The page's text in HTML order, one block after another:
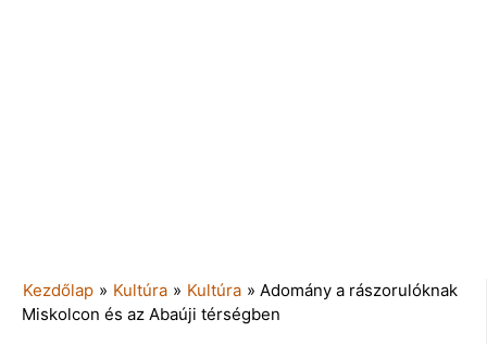
Kezdőlap » Kultúra » Kultúra » Adomány a rászorulóknak
Miskolcon és az Abaúji térségben